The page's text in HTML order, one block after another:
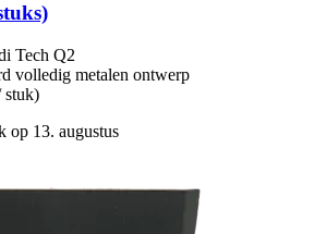
Tech Q2
volledig metalen ontwerp
stuk)
op 13. augustus